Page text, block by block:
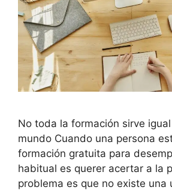
No toda la formación sirve
mundo Cuando una persona
formación gratuita para
habitual es querer acertar a la
problema es que no existe una